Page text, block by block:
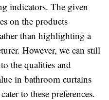
indicators. The given
on the products
than highlighting a
However, we can still
the qualities and
in bathroom curtains
to these preferences.